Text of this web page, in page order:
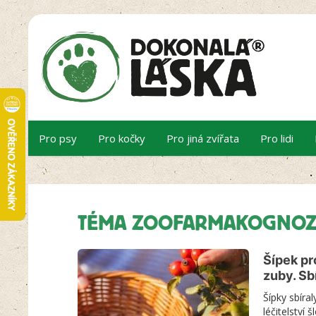
Pro psy Pro kočky Pro jiná zvířata Pro lidi
TÉMA
Šípek
zuby.
Šípky
léčitelství